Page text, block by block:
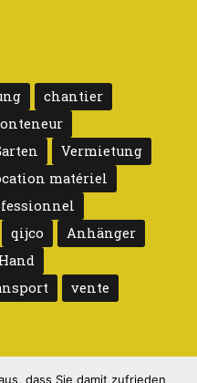
chantier
Vermietung
matériel
qijco
Anhänger
vente
dass Sie damit zufrieden